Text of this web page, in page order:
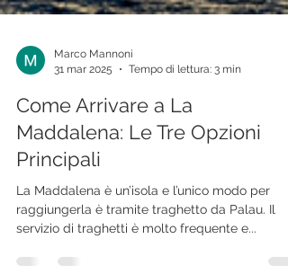
Marco Mannoni
31 mar 2025
Tempo di lettura: 3 min
Come Arrivare a La
Maddalena: Le Tre Opzioni